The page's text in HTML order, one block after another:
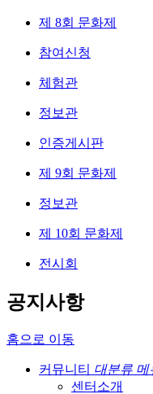
제 8회 문화제
참여신청
체험관
정보관
인증게시판
제 9회 문화제
정보관
제 10회 문화제
전시회
공지사항
홈으로 이동
커뮤니티 대분류 메
센터소개